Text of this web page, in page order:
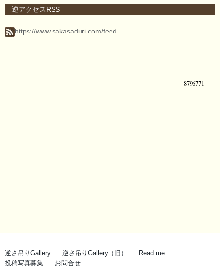
逆アクセスRSS
https://www.sakasaduri.com/feed
逆さ吊りGallery 逆さ吊りGallery（旧）
Read me
投稿写真募集
お問合せ